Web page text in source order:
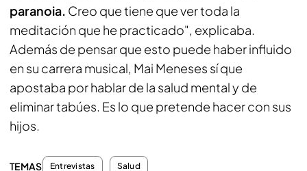
paranoia. Creo que tiene que ver toda la
meditación que he practicado", explicaba.
Además de pensar que esto puede haber influido
en su carrera musical, Mai Meneses sí que
apostaba por hablar de la salud mental y de
eliminar tabúes. Es lo que pretende hacer con sus
hijos.
TEMAS Entrevistas Salud